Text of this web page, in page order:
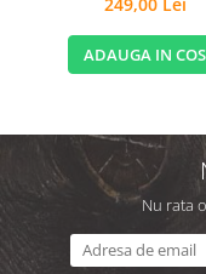
ADAUGA IN COS
Nu rata